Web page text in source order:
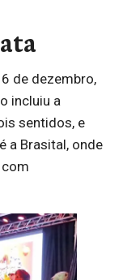
de dezembro,
incluiu a
sentidos, e
a Brasital, onde